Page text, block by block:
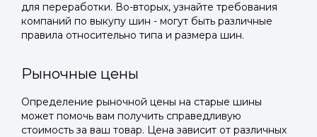
для переработки. Во-вторых, узнайте требования
компаний по выкупу шин - могут быть различные
правила относительно типа и размера шин.
Рыночные цены
Определение рыночной цены на старые шины
может помочь вам получить справедливую
стоимость за ваш товар. Цена зависит от различных